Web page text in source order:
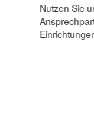
Nutzen Sie